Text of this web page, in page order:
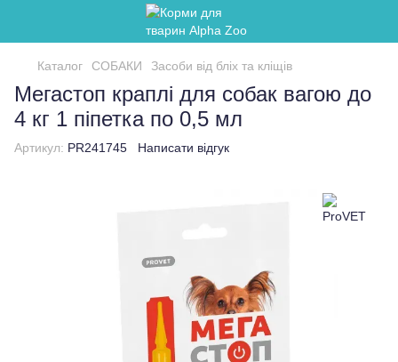
Каталог СОБАКИ Засоби від бліх та кліщів
Мегастоп краплі для собак вагою до
4 кг 1 піпетка по 0,5 мл
Артикул: PR241745 Написати відгук